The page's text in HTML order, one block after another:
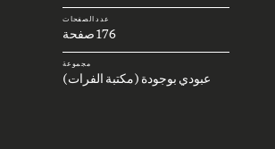
عدد الصفحات
176 صفحة
مجموعة
عبودي بوجودة (مكتبة الفرات)